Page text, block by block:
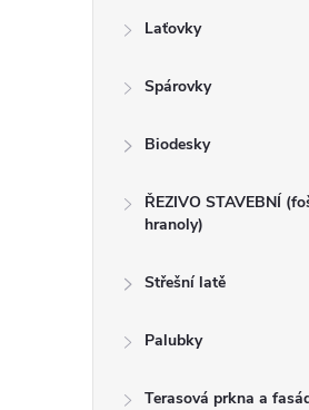
Laťovky
Spárovky
Biodesky
ŘEZIVO STAVEBNÍ
hranoly)
Střešní latě
Palubky
Terasová prkna a